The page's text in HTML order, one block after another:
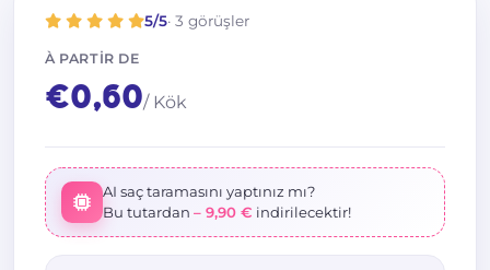
5/5· 3 görüşler
À PARTIR DE
€0,60/ Kök
AI saç taramasını yaptınız mı?
Bu tutardan – 9,90 € indirilecektir!